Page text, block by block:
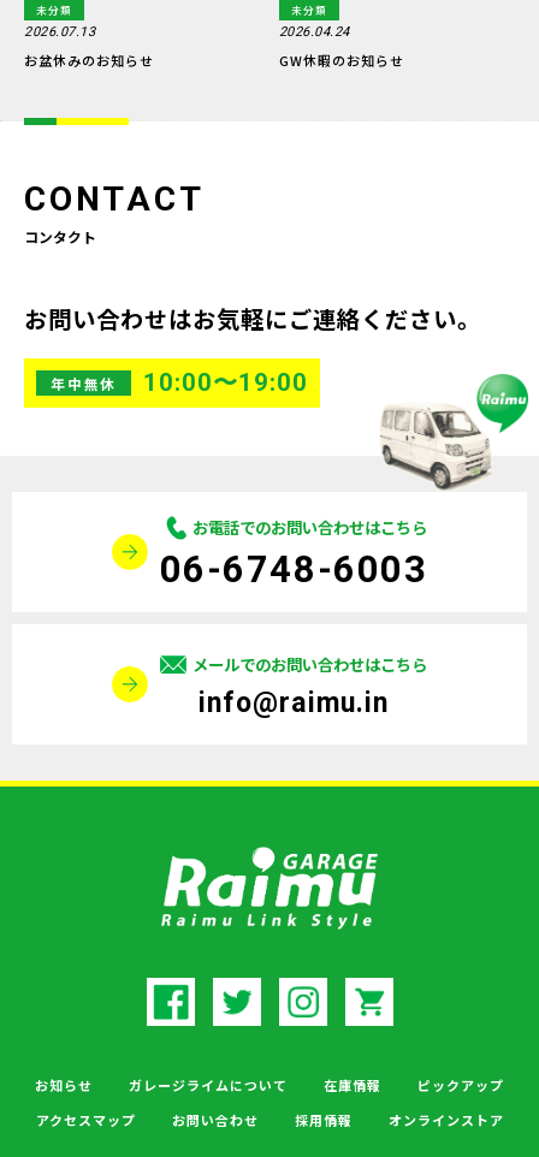
未分類
2026.07.13
お盆休みのお知らせ
未分類
2026.04.24
GW休暇のお知らせ
CONTACT
コンタクト
お問い合わせはお気軽にご連絡ください。
年中無休 10:00〜19:00
お電話でのお問い合わせはこちら
06-6748-6003
メールでのお問い合わせはこちら
info@raimu.in
お知らせ ガレージライムについて 在庫情報
ピックアップ
アクセスマップ
お問い合わせ 採用情報 オンラインストア